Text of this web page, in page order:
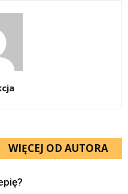
WIĘCEJ OD AUTORA